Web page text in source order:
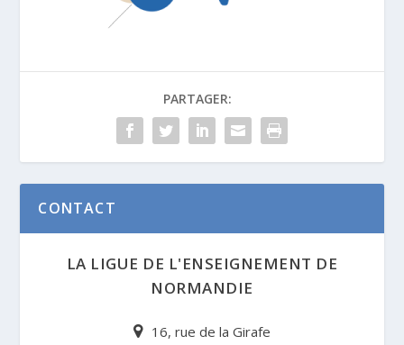
PARTAGER:
CONTACT
LA LIGUE DE L'ENSEIGNEMENT DE
NORMANDIE
16, rue de la Girafe